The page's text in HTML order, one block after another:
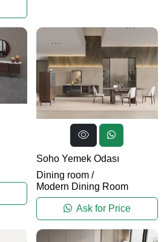
Soho Yemek Odası
Dining room/
Modern Dining Room
Ask for Price